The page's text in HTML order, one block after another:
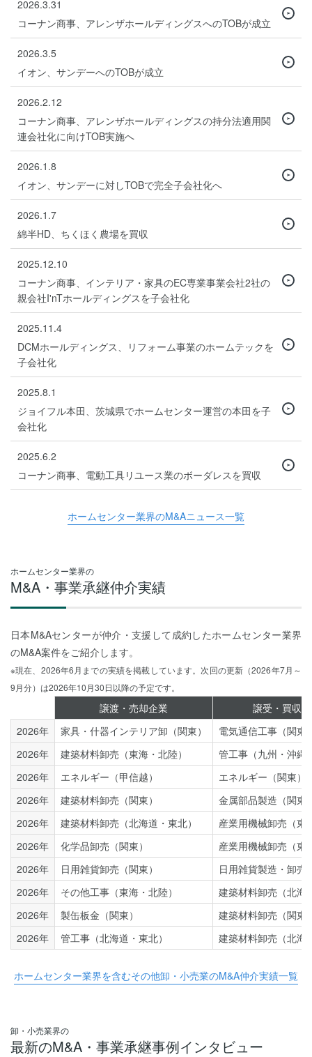
2026.3.31
コーナン商事、アレンザホールディングスへのTOBが成立
2026.3.5
イオン、サンデーへのTOBが成立
2026.2.12
コーナン商事、アレンザホールディングスの持分法適用関
連会社化に向けTOB実施へ
2026.1.8
イオン、サンデーに対しTOBで完全子会社化へ
2026.1.7
綿半HD、ちくほく農場を買収
2025.12.10
コーナン商事、インテリア・家具のEC専業事業会社2社の
親会社I'nTホールディングスを子会社化
2025.11.4
DCMホールディングス、リフォーム事業のホームテックを
子会社化
2025.8.1
ジョイフル本田、茨城県でホームセンター運営の本田を子
会社化
2025.6.2
コーナン商事、電動工具リユース業のボーダレスを買収
ホームセンター業界のM&Aニュース一覧
ホームセンター業界の
M&A・事業承継仲介実績
日本M&Aセンターが仲介・支援して成約したホームセンター業界
のM&A案件をご紹介します。
※現在、2026年6月までの実績を掲載しています。次回の更新（2026年7月～
9月分）は2026年10月30日以降の予定です。
譲渡・売却企業
譲受・買収
2026年
家具・什器インテリア卸（関東）
電気通信工事（関東
2026年
建築材料卸売（東海・北陸）
管工事（九州・沖縄
2026年
エネルギー（甲信越）
エネルギー（関東）
2026年
建築材料卸売（関東）
金属部品製造（関東
2026年
建築材料卸売（北海道・東北）
産業用機械卸売（東
2026年
化学品卸売（関東）
産業用機械卸売（東
2026年
日用雑貨卸売（関東）
日用雑貨製造・卸売
2026年
その他工事（東海・北陸）
建築材料卸売（北海
2026年
製缶板金（関東）
建築材料卸売（関東
2026年
管工事（北海道・東北） 建築材料卸売（北海
ホームセンター業界を含むその他卸・小売業のM&A仲介実績一覧
卸・小売業界の
最新のM&A・事業承継事例インタビュー